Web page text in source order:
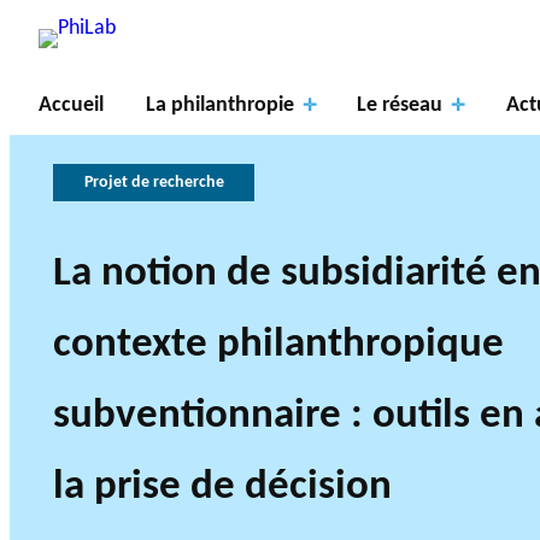
Accueil La philanthropie Le réseau
La philanthropie
À propos du
PhiLab
Nouvelles
Axes de
recherche
Publications
Projet de recherche
La notion de subsidiarité en
contexte philanthropique
subventionnaire : outils en
la prise de décision